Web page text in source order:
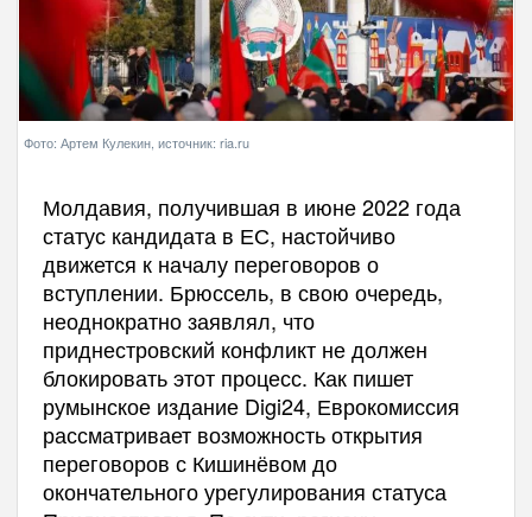
Фото: Артем Кулекин, источник: ria.ru
Молдавия, получившая в июне 2022 года
статус кандидата в ЕС, настойчиво
движется к началу переговоров о
вступлении. Брюссель, в свою очередь,
неоднократно заявлял, что
приднестровский конфликт не должен
блокировать этот процесс. Как пишет
румынское издание Digi24, Еврокомиссия
рассматривает возможность открытия
переговоров с Кишинёвом до
окончательного урегулирования статуса